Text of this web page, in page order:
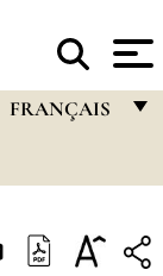
FRANÇAIS
ITALIANO